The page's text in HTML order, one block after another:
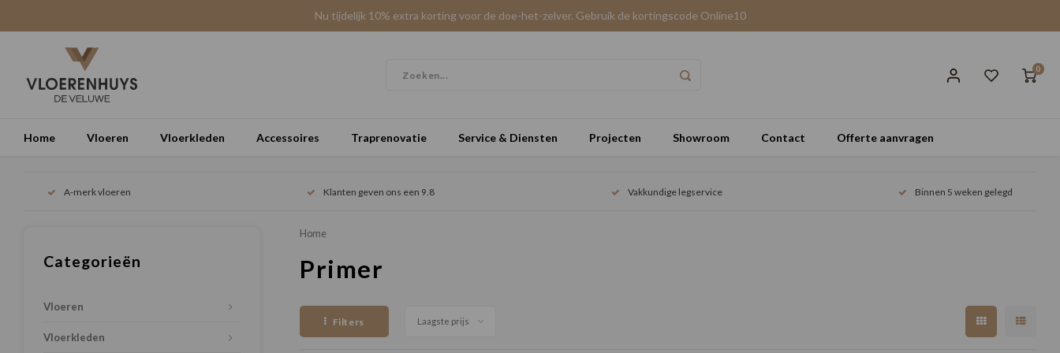
Nu tijdelijk 10% extra korting voor de doe-het-zelver. Gebruik de kortingscode Online10
0
Home Vloeren Vloerkleden Accessoires Traprenovatie Service & Diensten Projecten Showroom Contact Offerte aanvragen
A-merk vloeren Klanten geven ons een 9.8 Vakkundige legservice Binnen 5 weken gelegd
Categorieën
Vloeren
Vloerkleden
Home
Primer
Filters Laagste prijs